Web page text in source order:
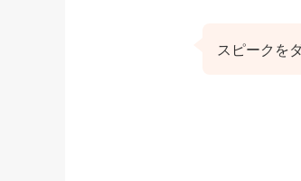
スピークを